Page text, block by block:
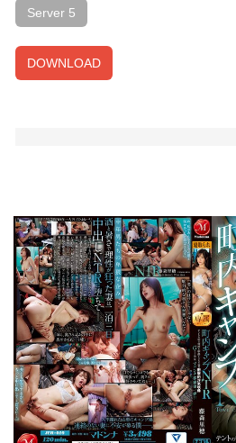
Server 5
DOWNLOAD